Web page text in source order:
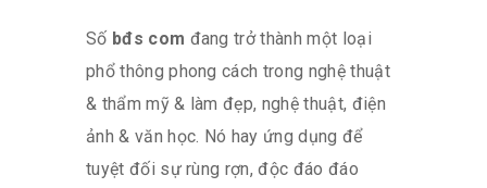
Số bđs com đang trở thành một loại
phổ thông phong cách trong nghệ thuật
& thẩm mỹ & làm đẹp, nghệ thuật, điện
ảnh & văn học. Nó hay ứng dụng để
tuyệt đối sự rùng rợn, độc đáo đáo